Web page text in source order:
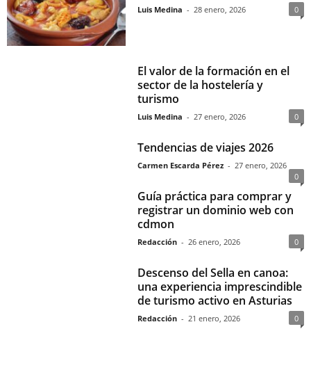
Luis Medina - 28 enero, 2026 0
El valor de la formación en el
sector de la hostelería y
turismo
Luis Medina - 27 enero, 2026 0
Tendencias de viajes 2026
Carmen Escarda Pérez - 27 enero, 2026
0
Guía práctica para comprar y
registrar un dominio web con
cdmon
Redacción - 26 enero, 2026 0
Descenso del Sella en canoa:
una experiencia imprescindible
de turismo activo en Asturias
Redacción - 21 enero, 2026 0